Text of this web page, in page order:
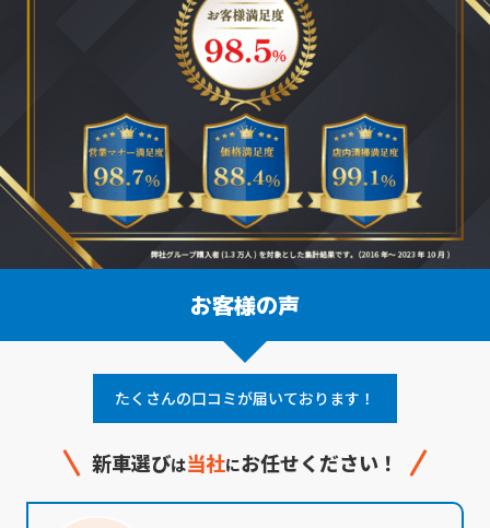
お客様の声
たくさんの口コミが届いております！
新車選びは当社にお任せください！